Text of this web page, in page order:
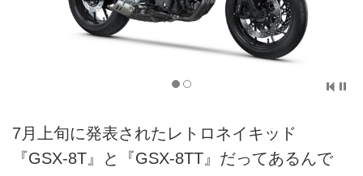
7月上旬に発表されたレトロネイキッド
『GSX-8T』と『GSX-8TT』だってあるんで